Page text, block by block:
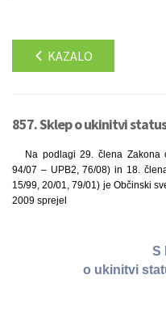
KAZALO
857. Sklep o ukinitvi
Na podlagi 29. člena
94/07 – UPB2, 76/08) in 18.
15/99, 20/01, 79/01) je Občinski
2009 sprejel
S
o ukinitvi